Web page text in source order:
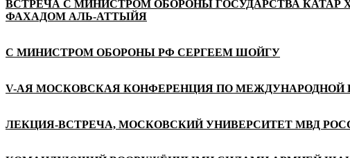
ВСТРЕЧА С МИНИСТРОМ ОБОРОНЫ ГОСУДАРСТВА
ФАХАДОМ АЛЬ-АТТЫЙЯ
С МИНИСТРОМ ОБОРОНЫ РФ СЕРГЕЕМ ШОЙГУ
V-АЯ МОСКОВСКАЯ КОНФЕРЕНЦИЯ ПО МЕЖДУНАРОДНОЙ
ЛЕКЦИЯ-ВСТРЕЧА, МОСКОВСКИЙ УНИВЕРСИТЕТ МВД